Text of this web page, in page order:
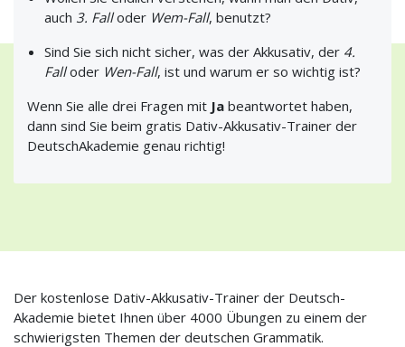
auch 3. Falloder Wem-Fall, benutzt?
Sind Sie sich nicht sicher, was der Akkusativ, der 4.
Falloder Wen-Fall, ist und warum er so wichtig ist?
Wenn Sie alle drei Fragen mit Ja beantwortet haben,
dann sind Sie beim gratis Dativ-Akkusativ-Trainer der
Deutsch­Akademie genau richtig!
Der kostenlose Dativ-Akkusativ-Trainer der Deutsch­
Akademie bietet Ihnen über 4000 Übungen zu einem der
schwierigsten Themen der deutschen Grammatik.